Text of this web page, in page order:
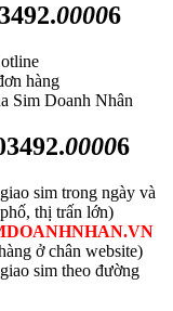
00006
hàng
Sim Doanh Nhân
00006
sim trong ngày và
thị trấn lớn)
ở chân website)
sim theo đường